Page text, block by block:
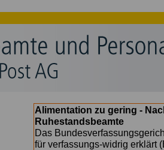
Alimentation zu gering -
Ruhestandsbeamte
Das
für verfassungs-widrig erklärt